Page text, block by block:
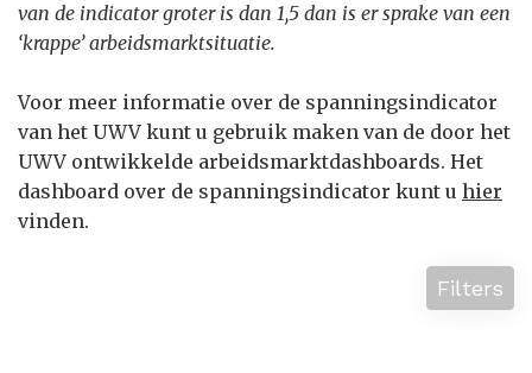
van de indicator groter is dan 1,5 dan is er sprake van een
‘krappe’ arbeidsmarktsituatie.
Voor meer informatie over de spanningsindicator
van het UWV kunt u gebruik maken van de door het
UWV ontwikkelde arbeidsmarktdashboards. Het
dashboard over de spanningsindicator kunt u hier
vinden.
Filters